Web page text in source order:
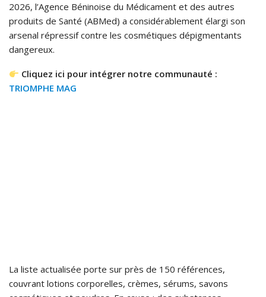
2026, l’Agence Béninoise du Médicament et des autres
produits de Santé (ABMed) a considérablement élargi son
arsenal répressif contre les cosmétiques dépigmentants
dangereux.
Cliquez ici pour intégrer notre communauté :
TRIOMPHE MAG
La liste actualisée porte sur près de 150 références,
couvrant lotions corporelles, crèmes, sérums, savons